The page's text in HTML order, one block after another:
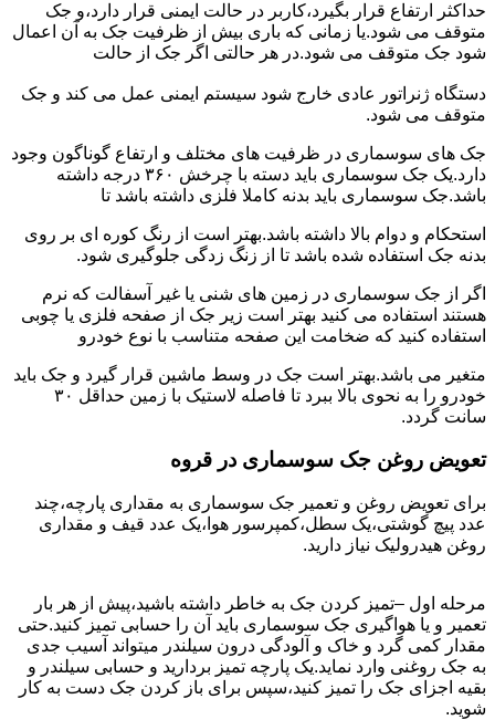
حداکثر ارتفاع قرار بگیرد،کاربر در حالت ایمنی قرار دارد،و جک
متوقف می شود.یا زمانی که باری بیش از ظرفیت جک به آن اعمال
شود جک متوقف می شود.در هر حالتی اگر جک از حالت
دستگاه ژنراتور عادی خارج شود سیستم ایمنی عمل می کند و جک
متوقف می شود.
جک های سوسماری در ظرفیت های مختلف و ارتفاع گوناگون وجود
دارد.یک جک سوسماری باید دسته با چرخش ۳۶۰ درجه داشته
باشد.جک سوسماری باید بدنه کاملا فلزی داشته باشد تا
استحکام و دوام بالا داشته باشد.بهتر است از رنگ کوره ای بر روی
بدنه جک استفاده شده باشد تا از زنگ زدگی جلوگیری شود.
اگر از جک سوسماری در زمین های شنی یا غیر آسفالت که نرم
هستند استفاده می کنید بهتر است زیر جک از صفحه فلزی یا چوبی
استفاده کنید که ضخامت این صفحه متناسب با نوع خودرو
متغیر می باشد.بهتر است جک در وسط ماشین قرار گیرد و جک باید
خودرو را به نحوی بالا ببرد تا فاصله لاستیک با زمین حداقل ۳۰
سانت گردد.
تعویض روغن جک سوسماری در قروه
برای تعویض روغن و تعمیر جک سوسماری به مقداری پارچه،چند
عدد پیچ گوشتی،یک سطل،کمپرسور هوا،یک عدد قیف و مقداری
روغن هیدرولیک نیاز دارید.
مرحله اول –تمیز کردن جک به خاطر داشته باشید،پیش از هر بار
تعمیر و یا هواگیری جک سوسماری باید آن را حسابی تمیز کنید.حتی
مقدار کمی گرد و خاک و آلودگی درون سیلندر میتواند آسیب جدی
به جک روغنی وارد نماید.یک پارچه تمیز بردارید و حسابی سیلندر و
بقیه اجزای جک را تمیز کنید،سپس برای باز کردن جک دست به کار
شوید.